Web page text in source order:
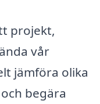
projekt,
vår
jämföra olika
begära